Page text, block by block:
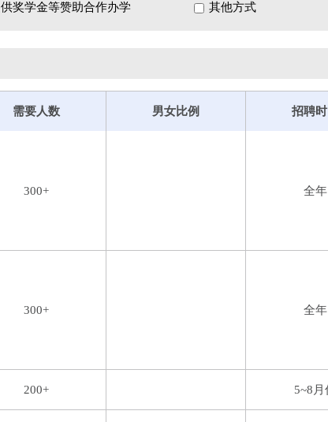
工、维修一级资格和深圳市物业管理行业资质。龙岗保
、深圳市保安协会常务理事单位、龙岗区保安协会副会
“忠诚、担当、专业、创新”为核心价值观，以“区域领先
支持方面具有特殊优势。
州、东莞、惠州等周边城市。公司内设七个职能部门，
突、反诈宣传、节日安保维稳、群众性活动安保等政治
年被市、区两级公安机关评为“先进保安组织”，2004年
市2018“智慧城市建设杰出贡献奖”和2019“智慧城市建
奖学金等赞助合作办学 其他方式
需要人数 男女比例 招聘
300+ 全年
300+ 全年
200+ 5~8月